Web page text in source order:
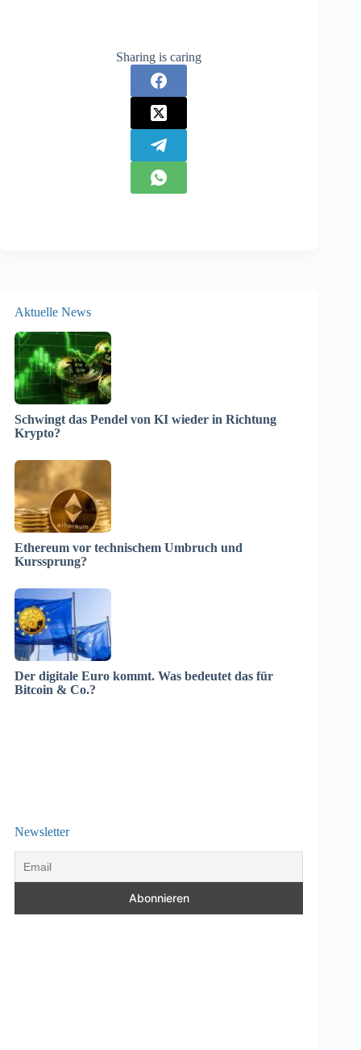
Sharing is caring
Aktuelle News
Schwingt das Pendel von KI wieder in Richtung
Krypto?
Ethereum vor technischem Umbruch und
Kurssprung?
Der digitale Euro kommt. Was bedeutet das für
Bitcoin & Co.?
Newsletter